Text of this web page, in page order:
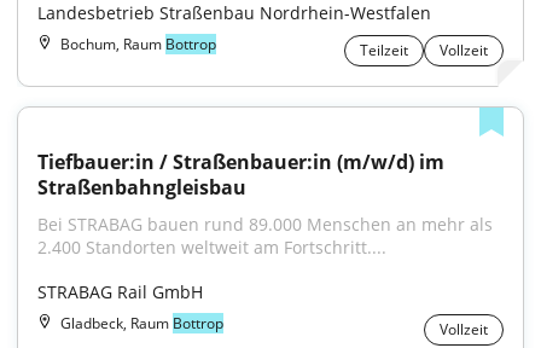
Landesbetrieb Straßenbau Nordrhein-Westfalen
Bochum, Raum Bottrop Teilzeit Vollzeit
Tiefbauer:in / Straßenbauer:in (m/w/d) im
Straßenbahngleisbau
Bei STRABAG bauen rund 89.000 Menschen an mehr als
2.400 Standorten weltweit am Fortschritt....
STRABAG Rail GmbH
Gladbeck, Raum Bottrop Vollzeit